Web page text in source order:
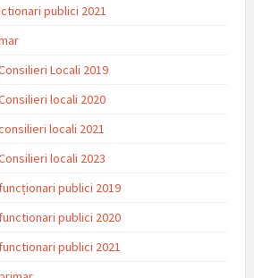
publici 2021
Locali 2019
locali 2020
locali 2021
locali 2023
publici 2019
publici 2020
publici 2021